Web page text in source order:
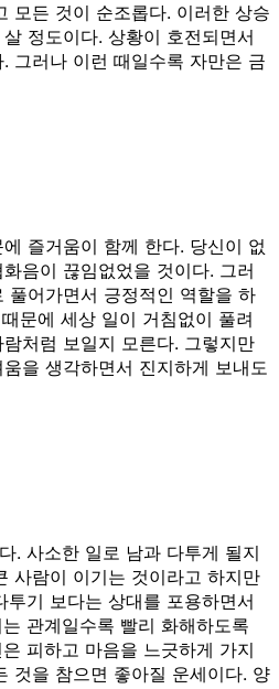
모든 것이 순조롭다. 이러한 상승
정도이다. 상황이 호전되면서
그러나 이런 때일수록 자만은 금
즐거움이 함께 한다. 당신이 없
음이 끊임없었을 것이다. 그러
풀어가면서 긍정적인 역할을 하
문에 세상 일이 거침없이 풀려
처럼 보일지 모른다. 그렇지만
을 생각하면서 진지하게 보내도
. 사소한 일로 남과 다투게 될지
사람이 이기는 것이라고 하지만
기 보다는 상대를 포용하면서
관계일수록 빨리 화해하도록
피하고 마음을 느긋하게 가지
것을 참으면 좋아질 운세이다. 양